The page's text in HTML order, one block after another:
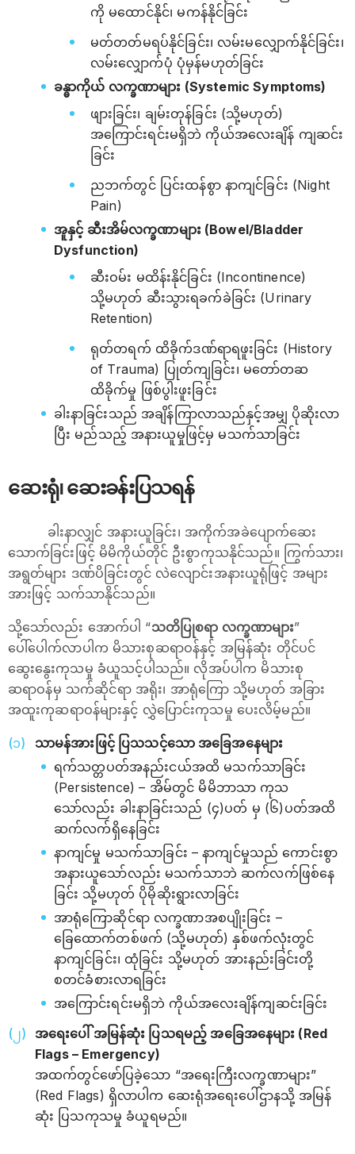
ကို မထောင်နိုင်၊ မကန်နိုင်ခြင်း
မတ်တတ်မရပ်နိုင်ခြင်း၊ လမ်းမလျှောက်နိုင်ခြင်း၊
လမ်းလျှောက်ပုံ ပုံမှန်မဟုတ်ခြင်း
ခန္ဓာကိုယ် လက္ခဏာများ (Systemic Symptoms)
ဖျားခြင်း၊ ချမ်းတုန်ခြင်း (သို့မဟုတ်)
အကြောင်းရင်းမရှိဘဲ ကိုယ်အလေးချိန် ကျဆင်း
ခြင်း
ညဘက်တွင် ပြင်းထန်စွာ နာကျင်ခြင်း (Night
Pain)
အူနှင့် ဆီးအိမ်လက္ခဏာများ (Bowel/Bladder
Dysfunction)
ဆီးဝမ်း မထိန်းနိုင်ခြင်း (Incontinence)
သို့မဟုတ် ဆီးသွားရခက်ခဲခြင်း (Urinary
Retention)
ရုတ်တရက် ထိခိုက်ဒဏ်ရာရဖူးခြင်း (History
of Trauma) ပြုတ်ကျခြင်း၊ မတော်တဆ
ထိခိုက်မှု ဖြစ်ပွါးဖူးခြင်း
ခါးနာခြင်းသည် အချိန်ကြာလာသည်နှင့်အမျှ ပိုဆိုးလာ
ပြီး မည်သည့် အနားယူမှုဖြင့်မှ မသက်သာခြင်း
ဆေးရုံ၊ ဆေးခန်းပြသရန်
ခါးနာလျှင် အနားယူခြင်း၊ အကိုက်အခဲပျောက်ဆေး
သောက်ခြင်းဖြင့် မိမိကိုယ်တိုင် ဦးစွာကုသနိုင်သည်။ ကြွက်သား၊
အရွတ်များ ဒဏ်ပိခြင်းတွင် လဲလျောင်းအနားယူရုံဖြင့် အများ
အားဖြင့် သက်သာနိုင်သည်။
သို့သော်လည်း အောက်ပါ “သတိပြုစရာ လက္ခဏာများ”
ပေါ်ပေါက်လာပါက မိသားစုဆရာဝန်နှင့် အမြန်ဆုံး တိုင်ပင်
ဆွေးနွေးကုသမှု ခံယူသင့်ပါသည်။ လိုအပ်ပါက မိသားစု
ဆရာဝန်မှ သက်ဆိုင်ရာ အရိုး၊ အာရုံကြော သို့မဟုတ် အခြား
အထူးကုဆရာဝန်များနှင့် လွှဲပြောင်းကုသမှု ပေးလိမ့်မည်။
သာမန်အားဖြင့် ပြသသင့်သော အခြေအနေများ
ရက်သတ္တပတ်အနည်းငယ်အထိ မသက်သာခြင်း
(Persistence) – အိမ်တွင် မိမိဘာသာ ကုသ
သော်လည်း ခါးနာခြင်းသည် (၄)ပတ် မှ (၆)ပတ်အထိ
ဆက်လက်ရှိနေခြင်း
နာကျင်မှု မသက်သာခြင်း – နာကျင်မှုသည် ကောင်းစွာ
အနားယူသော်လည်း မသက်သာဘဲ ဆက်လက်ဖြစ်နေ
ခြင်း သို့မဟုတ် ပိုမိုဆိုးရွားလာခြင်း
အာရုံကြောဆိုင်ရာ လက္ခဏာအစပျိုးခြင်း –
ခြေထောက်တစ်ဖက် (သို့မဟုတ်) နှစ်ဖက်လုံးတွင်
နာကျင်ခြင်း၊ ထုံခြင်း သို့မဟုတ် အားနည်းခြင်းတို့
စတင်ခံစားလာရခြင်း
အကြောင်းရင်းမရှိဘဲ ကိုယ်အလေးချိန်ကျဆင်းခြင်း
အရေးပေါ် အမြန်ဆုံး ပြသရမည့် အခြေအနေများ (Red
Flags – Emergency)
အထက်တွင်ဖော်ပြခဲ့သော “အရေးကြီးလက္ခဏာများ”
(Red Flags) ရှိလာပါက ဆေးရုံအရေးပေါ်ဌာနသို့ အမြန်
ဆုံး ပြသကုသမှု ခံယူရမည်။